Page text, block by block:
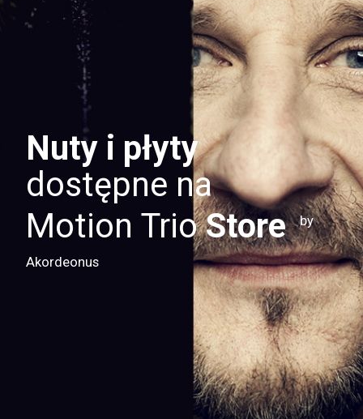
Nuty i płyty
dostępne na
Motion TrioStore by
Akordeonus